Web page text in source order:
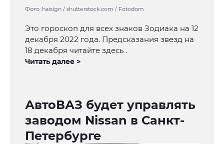
Фото: haisign / shutterstock.com / Fotodom
Это гороскоп для всех знаков Зодиака на 12
декабря 2022 года. Предсказания звезд на
18 декабря читайте здесь .
Читать далее >
АвтоВАЗ будет управлять
заводом Nissan в Санкт-
Петербурге